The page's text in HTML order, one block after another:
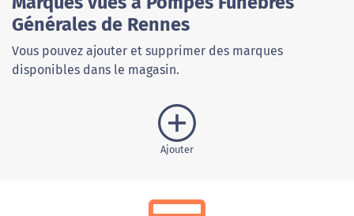
Générales de Rennes
Vous pouvez ajouter et supprimer des marques
disponibles dans le magasin.
Ajouter